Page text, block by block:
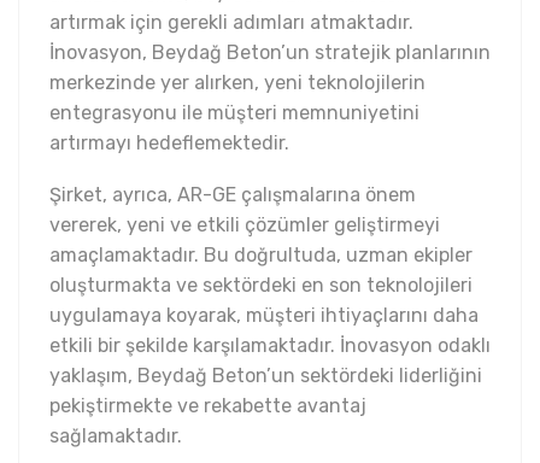
artırmak için gerekli adımları atmaktadır.
İnovasyon, Beydağ Beton’un stratejik planlarının
merkezinde yer alırken, yeni teknolojilerin
entegrasyonu ile müşteri memnuniyetini
artırmayı hedeflemektedir.
Şirket, ayrıca, AR-GE çalışmalarına önem
vererek, yeni ve etkili çözümler geliştirmeyi
amaçlamaktadır. Bu doğrultuda, uzman ekipler
oluşturmakta ve sektördeki en son teknolojileri
uygulamaya koyarak, müşteri ihtiyaçlarını daha
etkili bir şekilde karşılamaktadır. İnovasyon odaklı
yaklaşım, Beydağ Beton’un sektördeki liderliğini
pekiştirmekte ve rekabette avantaj
sağlamaktadır.